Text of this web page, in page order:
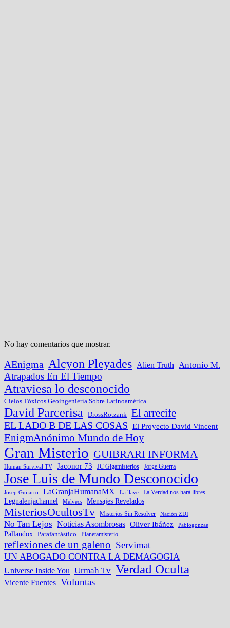
No hay comentarios que mostrar.
AEnigma Alcyon Pleyades Alien Truth Antonio M.
Atrapados En El Tiempo
Atraviesa lo desconocido
Cielos Tóxicos Geoingeniería Sobre Latinoamérica
David Parcerisa DrossRotzank El arrecife
EL LADO B DE LAS COSAS El Proyecto David Vincent
EnigmAnónimo Mundo de Hoy
Gran Misterio GUIBRARI INFORMA
Human Survival TV Jaconor 73 JC Gigamisterios Jorge Guerra
Jose Luis de Mundo Desconocido
Josep Guijarro LaGranjaHumanaMX La llave La Verdad nos hará libres
Legnalenjachannel Melvecs Mensajes Revelados
MisteriosOcultosTv Misterios Sin Resolver Nación ZDI
No Tan Lejos Noticias Asombrosas Oliver Ibáñez Pablogonzae
Pallandox Parafantástico Planetamisterio
reflexiones de un galeno Servimat
UN ABOGADO CONTRA LA DEMAGOGIA
Universe Inside You Urmah Tv Verdad Oculta
Vicente Fuentes Voluntas